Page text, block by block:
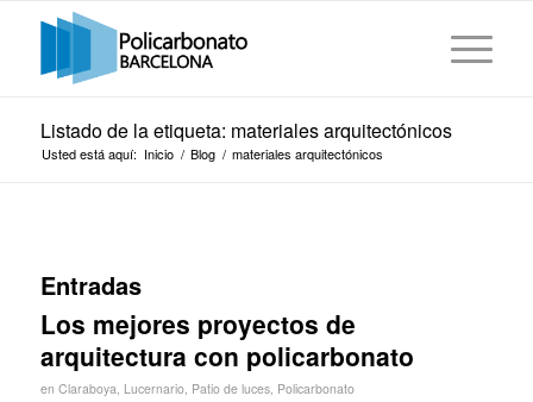
Listado de la etiqueta: materiales arquitectónicos
Usted está aquí: Inicio / Blog / materiales arquitectónicos
Entradas
Los mejores proyectos de
arquitectura con policarbonato
en Claraboya, Lucernario, Patio de luces, Policarbonato